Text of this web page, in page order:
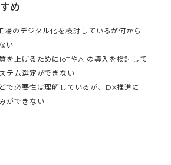
め
のデジタル化を検討しているが何から
い
を上げるためにIoTやAIの導入を検討して
テム選定ができない
で必要性は理解しているが、DX推進に
ができない